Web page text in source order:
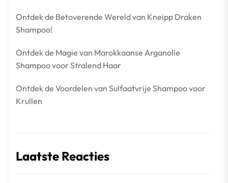
Ontdek de Betoverende Wereld van Kneipp Draken
Shampoo!
Ontdek de Magie van Marokkaanse Arganolie
Shampoo voor Stralend Haar
Ontdek de Voordelen van Sulfaatvrije Shampoo voor
Krullen
Laatste Reacties